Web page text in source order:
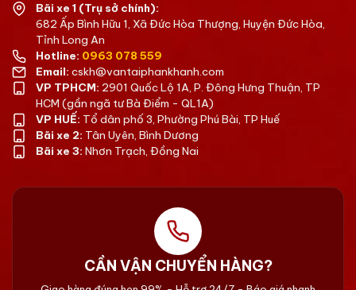
Bãi xe 1 (Trụ sở chính):
682 Ấp Bình Hữu 1, Xã Đức Hòa Thượng, Huyện Đức Hòa,
Tỉnh Long An
Hotline: 0963 078 559
Email: cskh@vantaiphankhanh.com
VP TPHCM: 2901 Quốc Lộ 1A, P. Đông Hưng Thuận, TP
HCM (gần ngã tư Bà Điểm - QL1A)
VP HUẾ: Tổ dân phố 3, Phường Phú Bài, TP Huế
Bãi xe 2: Tân Uyên, Bình Dương
Bãi xe 3: Nhơn Trạch, Đồng Nai
CẦN VẬN CHUYỂN HÀNG?